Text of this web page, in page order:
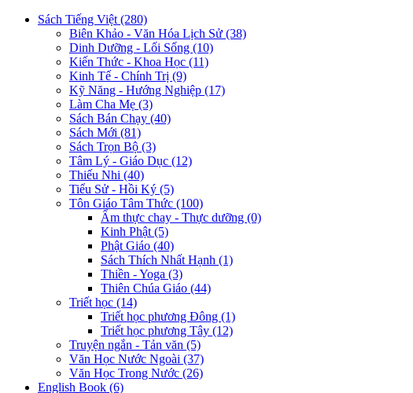
Sách Tiếng Việt (280)
Biên Khảo - Văn Hóa Lịch Sử (38)
Dinh Dưỡng - Lối Sống (10)
Kiến Thức - Khoa Học (11)
Kinh Tế - Chính Trị (9)
Kỹ Năng - Hướng Nghiệp (17)
Làm Cha Mẹ (3)
Sách Bán Chạy (40)
Sách Mới (81)
Sách Trọn Bộ (3)
Tâm Lý - Giáo Dục (12)
Thiếu Nhi (40)
Tiểu Sử - Hồi Ký (5)
Tôn Giáo Tâm Thức (100)
Ẩm thực chay - Thực dưỡng (0)
Kinh Phật (5)
Phật Giáo (40)
Sách Thích Nhất Hạnh (1)
Thiền - Yoga (3)
Thiên Chúa Giáo (44)
Triết học (14)
Triết học phương Đông (1)
Triết học phương Tây (12)
Truyện ngắn - Tản văn (5)
Văn Học Nước Ngoài (37)
Văn Học Trong Nước (26)
English Book (6)